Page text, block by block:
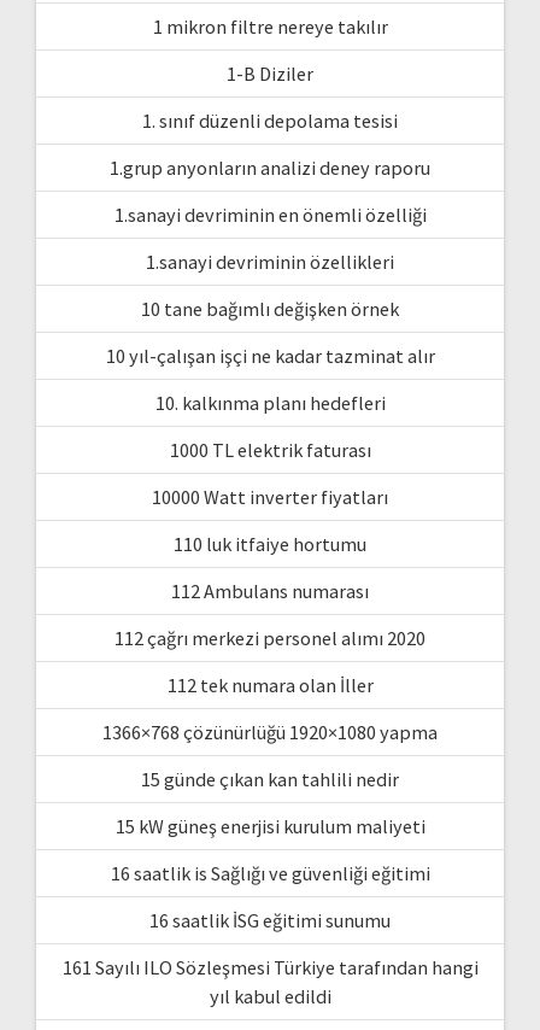
1 mikron filtre nereye takılır
1-B Diziler
1. sınıf düzenli depolama tesisi
1.grup anyonların analizi deney raporu
1.sanayi devriminin en önemli özelliği
1.sanayi devriminin özellikleri
10 tane bağımlı değişken örnek
10 yıl-çalışan işçi ne kadar tazminat alır
10. kalkınma planı hedefleri
1000 TL elektrik faturası
10000 Watt inverter fiyatları
110 luk itfaiye hortumu
112 Ambulans numarası
112 çağrı merkezi personel alımı 2020
112 tek numara olan İller
1366×768 çözünürlüğü 1920×1080 yapma
15 günde çıkan kan tahlili nedir
15 kW güneş enerjisi kurulum maliyeti
16 saatlik is Sağlığı ve güvenliği eğitimi
16 saatlik İSG eğitimi sunumu
161 Sayılı ILO Sözleşmesi Türkiye tarafından hangi
yıl kabul edildi